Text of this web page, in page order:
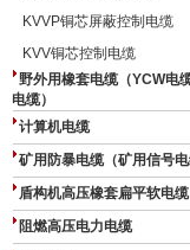
KVVP铜芯屏蔽控制电缆
KVV铜芯控制电缆
野外用橡套电缆（YCW电
电缆）
计算机电缆
矿用防暴电缆（矿用信号电
盾构机高压橡套扁平软电缆
阻燃高压电力电缆